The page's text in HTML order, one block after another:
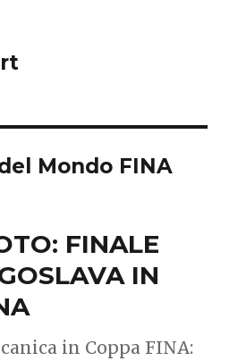
Mondo FINA
FINALE
IN
in Coppa FINA: